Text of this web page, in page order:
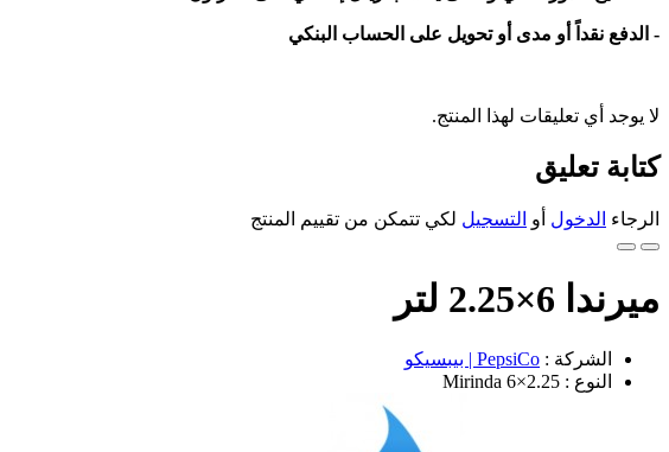
- الدفع نقداً أو مدى أو تحويل على الحساب البنكي
لا يوجد أي تعليقات لهذا المنتج.
كتابة تعليق
الرجاء الدخول أو التسجيل لكي تتمكن من تقييم المنتج
ميرندا 6×2.25 لتر
الشركة : PepsiCo | بيبسيكو
النوع : Mirinda 6×2.25